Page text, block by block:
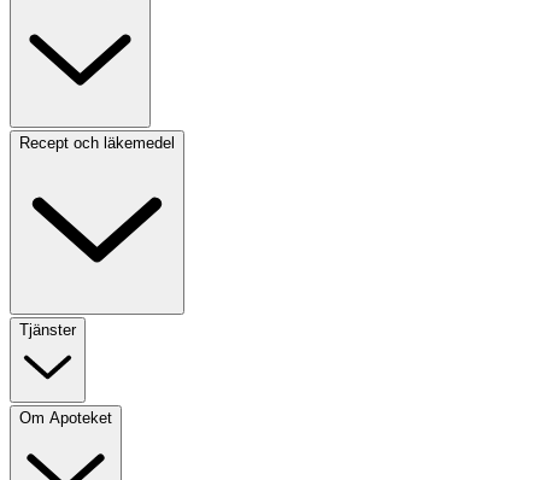
Recept och läkemedel
Tjänster
Om Apoteket